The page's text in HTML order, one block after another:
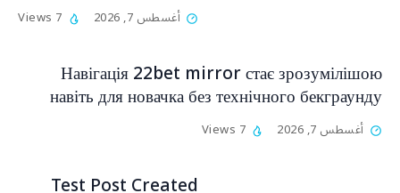
أغسطس 7, 2026 7 Views
Навігація 22bet mirror стає зрозумілішою
навіть для новачка без технічного бекграунду
أغسطس 7, 2026 7 Views